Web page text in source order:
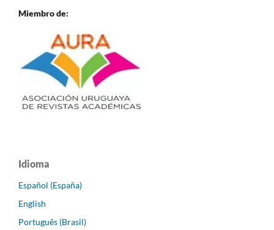
Miembro de:
Idioma
Español (España)
English
Português (Brasil)